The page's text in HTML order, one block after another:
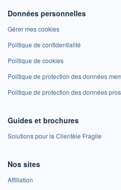
Données personnelles
Gérer mes cookies
Politique de confidentialité
Politique de cookies
Politique de protection des données
Politique de protection des données
Guides et brochures
Solutions pour la Clientèle Fragile
Nos sites
Affiliation